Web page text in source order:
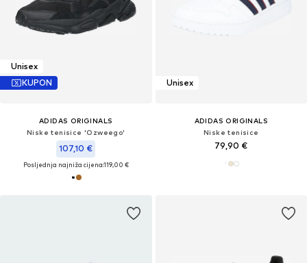
Unisex
KUPON
ADIDAS ORIGINALS
Niske tenisice 'Ozweego'
107,10 €
Posljednja najniža cijena:119,00 €
Unisex
ADIDAS ORIGINALS
Niske tenisice
79,90 €